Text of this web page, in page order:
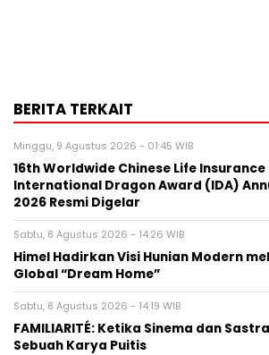
BERITA TERKAIT
Minggu, 9 Agustus 2026 - 01:45 WIB
16th Worldwide Chinese Life
International Dragon Award (IDA)
2026 Resmi Digelar
Sabtu, 8 Agustus 2026 - 14:26 WIB
Himel Hadirkan Visi Hunian Modern
Global “Dream Home”
Sabtu, 8 Agustus 2026 - 14:19 WIB
FAMILIARITÉ: Ketika Sinema dan
Sebuah Karya Puitis